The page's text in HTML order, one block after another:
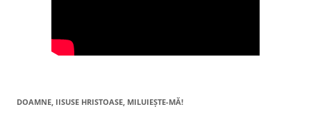
DOAMNE, IISUSE HRISTOASE, MILUIEŞTE-MĂ!